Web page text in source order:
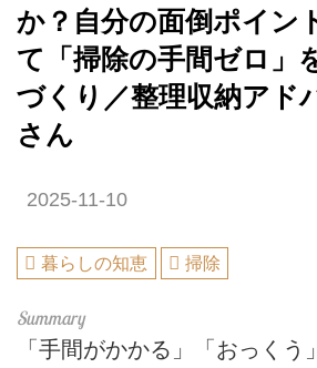
か？自分の面倒ポイン
て「掃除の手間ゼロ」
づくり／整理収納アド
さん
2025-11-10
暮らしの知恵 掃除
「手間がかかる」「おっくう